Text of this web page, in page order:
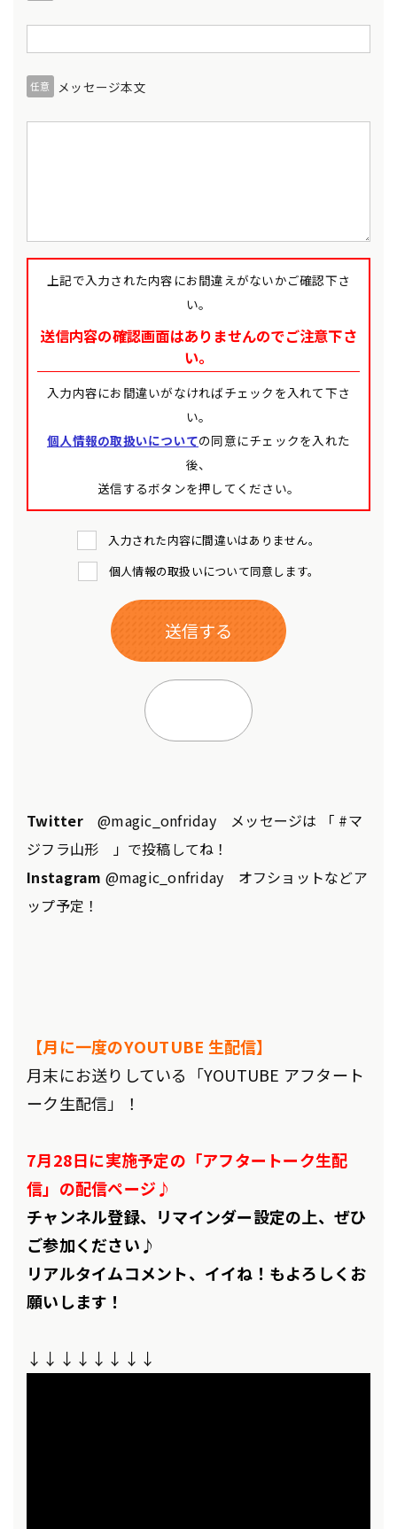
任意 メッセージ本文
上記で入力された内容にお間違えがないかご確認下さ
い。
送信内容の確認画面はありませんのでご注意下さ
い。
入力内容にお間違いがなければチェックを入れて下さ
い。
個人情報の取扱いについての同意にチェックを入れた
後、
送信するボタンを押してください。
入力された内容に間違いはありません。
個人情報の取扱いについて同意します。
Twitter@magic_onfriday メッセージは 「 #マ
ジフラ山形 」で投稿してね！
Instagram @magic_onfriday オフショットなどア
ップ予定！
【月に一度のYOUTUBE 生配信】
月末にお送りしている「YOUTUBE アフタート
ーク生配信」！
7月28日に実施予定の「アフタートーク生配
信」の配信ページ♪
チャンネル登録、リマインダー設定の上、ぜひ
ご参加ください♪
リアルタイムコメント、イイね！もよろしくお
願いします！
↓↓↓↓↓↓↓↓